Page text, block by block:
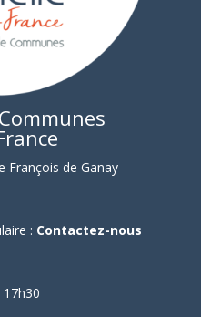
François de Ganay
: Contactez-nous